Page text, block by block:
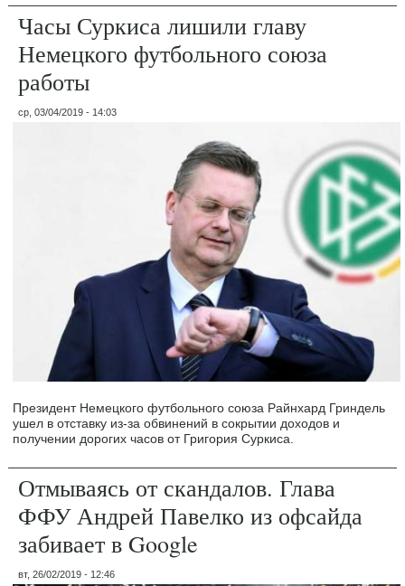
Часы Суркиса лишили главу
Немецкого футбольного союза
работы
ср, 03/04/2019 - 14:03
Президент Немецкого футбольного союза Райнхард Гриндель
ушел в отставку из-за обвинений в сокрытии доходов и
получении дорогих часов от Григория Суркиса.
Отмываясь от скандалов. Глава
ФФУ Андрей Павелко из офсайда
забивает в Google
вт, 26/02/2019 - 12:46